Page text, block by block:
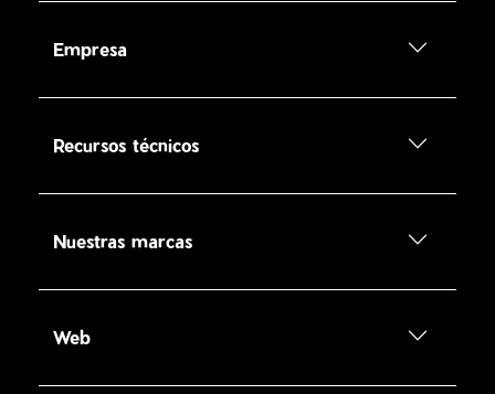
Empresa
Recursos técnicos
Nuestras marcas
Web